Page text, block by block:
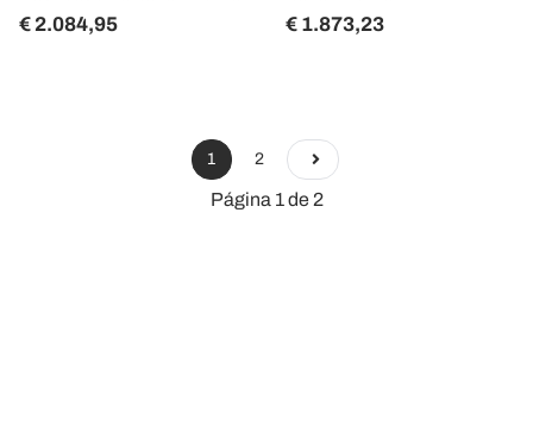
€ 2.084,95 € 1.873,23
1 2
Página 1 de 2